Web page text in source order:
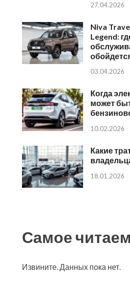
27.04.2026
Niva
Legend:
03.04.2026
Когда
может
10.02.2026
Какие
18.01.2026
Самое
Извините. Данных пока нет.